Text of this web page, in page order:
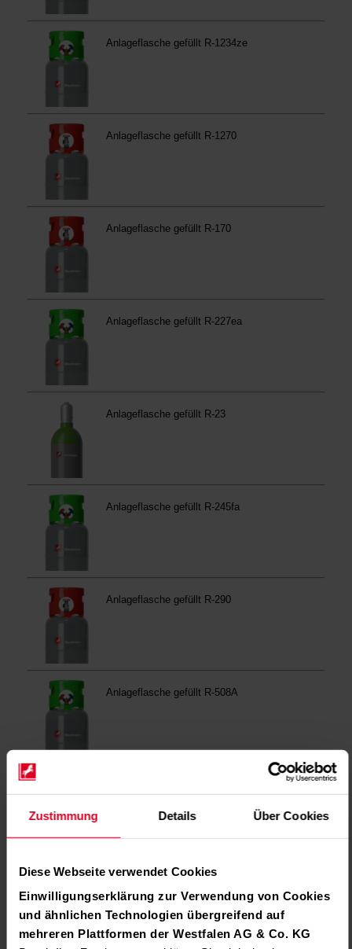
Zustimmung Details Über Cookies
Diese Webseite verwendet Cookies
Einwilligungserklärung zur Verwendung von Cookies
und ähnlichen Technologien übergreifend auf
mehreren Plattformen der Westfalen AG & Co. KG